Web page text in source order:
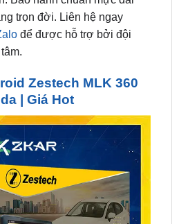
Zestech MLK 360